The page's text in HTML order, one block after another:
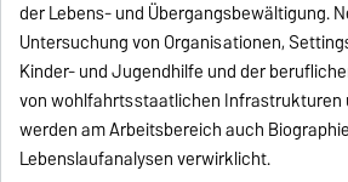
der Lebens- und Übergangsbewältigung.
Untersuchung von Organisationen,
Kinder- und Jugendhilfe und der
von wohlfahrtsstaatlichen Infrastrukturen
werden am Arbeitsbereich auch
Lebenslaufanalysen verwirklicht.